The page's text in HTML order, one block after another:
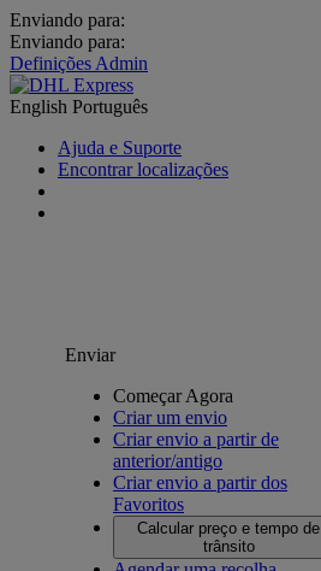
Enviando para:
Enviando para:
Definições Admin
English Português
Ajuda e Suporte
Encontrar localizações
Enviar
Começar Agora
Criar um envio
Criar envio a partir de
anterior/antigo
Criar envio a partir dos
Favoritos
Calcular preço e tempo de
trânsito